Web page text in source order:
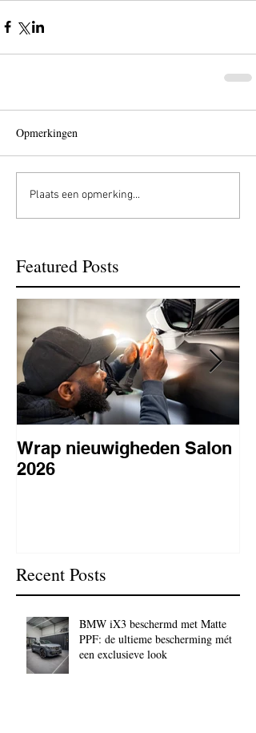
Opmerkingen
Plaats een opmerking...
Featured Posts
Wrap nieuwigheden Salon
2026
Recent Posts
BMW iX3 beschermd met Matte
PPF: de ultieme bescherming mét
een exclusieve look